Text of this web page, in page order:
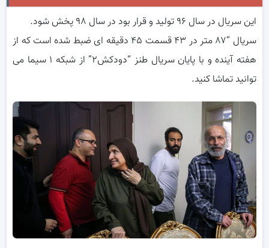
این سریال در سال ۹۶ تولید و قرار بود در سال ۹۸ پخش شود.
سریال “۸۷ متر در ۴۳ قسمت ۴۵ دقیقه ای ضبط شده است که از
هفته آینده و با پایان سریال طنز “دودکش۲” از شبکه ۱ سیما می
توانید تماشا کنید.